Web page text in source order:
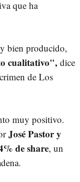
que ha
bien producido,
cualitativo", dice
de Los
muy positivo.
José Pastor y
de share, un